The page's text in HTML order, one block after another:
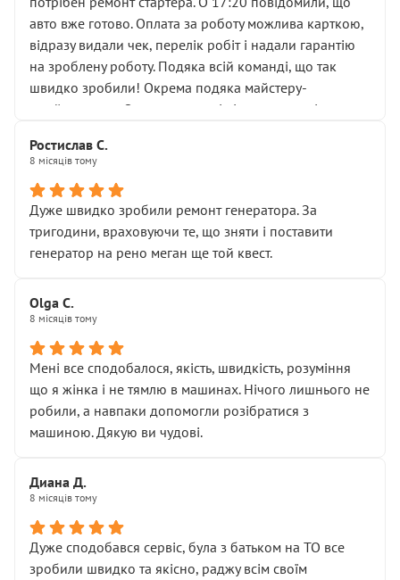
відкручували”, і попросили не хвилюватися. ( надіюсь
новий власник, не застяг в полі))
Але після нинішнього візиту такі дрібниці вже не
здаються дрібницями.
Я — клієнт, який працює на довірі, і саме її цей сервіс
Хотілося б більше:
• належної уваги до авто
• прозорості в роботах і рахунках
• реальної діагностики, а не формального
“подивились і поїхав”
На жаль, складається враження, що сервіс працює не
Стосовно комунікації - все добре
авто вже готово. Оплата за роботу можлива карткою,
відразу видали чек, перелік робіт і надали гарантію
на зроблену роботу. Подяка всій команді, що так
швидко зробили! Окрема подяка майстеру-
приймальнику Олександру: всі чітко та по суті.
звертатися до цього автосервісу.
Ростислав С.
8 місяців тому
Дуже швидко зробили ремонт генератора. За
тригодини, враховуючи те, що зняти і поставити
генератор на рено меган ще той квест.
Olga С.
8 місяців тому
Мені все сподобалося, якість, швидкість, розуміння
що я жінка і не тямлю в машинах. Нічого лишнього не
робили, а навпаки допомогли розібратися з
машиною. Дякую ви чудові.
Диана Д.
8 місяців тому
Дуже сподобався сервіс, була з батьком на ТО все
зробили швидко та якісно, раджу всім своїм